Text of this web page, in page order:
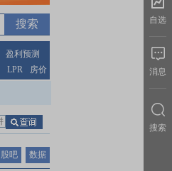
盈利预测
LPR 房价
股吧 数据
自选
消息
搜索